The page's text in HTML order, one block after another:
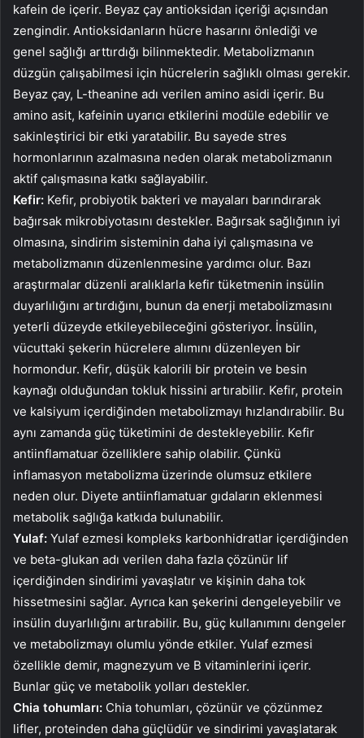
kafein de içerir. Beyaz çay antioksidan içeriği açısından
zengindir. Antioksidanların hücre hasarını önlediği ve
genel sağlığı arttırdığı bilinmektedir. Metabolizmanın
düzgün çalışabilmesi için hücrelerin sağlıklı olması gerekir.
Beyaz çay, L-theanine adı verilen amino asidi içerir. Bu
amino asit, kafeinin uyarıcı etkilerini modüle edebilir ve
sakinleştirici bir etki yaratabilir. Bu sayede stres
hormonlarının azalmasına neden olarak metabolizmanın
aktif çalışmasına katkı sağlayabilir.
Kefir: Kefir, probiyotik bakteri ve mayaları barındırarak
bağırsak mikrobiyotasını destekler. Bağırsak sağlığının iyi
olmasına, sindirim sisteminin daha iyi çalışmasına ve
metabolizmanın düzenlenmesine yardımcı olur. Bazı
araştırmalar düzenli aralıklarla kefir tüketmenin insülin
duyarlılığını artırdığını, bunun da enerji metabolizmasını
yeterli düzeyde etkileyebileceğini gösteriyor. İnsülin,
vücuttaki şekerin hücrelere alımını düzenleyen bir
hormondur. Kefir, düşük kalorili bir protein ve besin
kaynağı olduğundan tokluk hissini artırabilir. Kefir, protein
ve kalsiyum içerdiğinden metabolizmayı hızlandırabilir. Bu
aynı zamanda güç tüketimini de destekleyebilir. Kefir
antiinflamatuar özelliklere sahip olabilir. Çünkü
inflamasyon metabolizma üzerinde olumsuz etkilere
neden olur. Diyete antiinflamatuar gıdaların eklenmesi
metabolik sağlığa katkıda bulunabilir.
Yulaf: Yulaf ezmesi kompleks karbonhidratlar içerdiğinden
ve beta-glukan adı verilen daha fazla çözünür lif
içerdiğinden sindirimi yavaşlatır ve kişinin daha tok
hissetmesini sağlar. Ayrıca kan şekerini dengeleyebilir ve
insülin duyarlılığını artırabilir. Bu, güç kullanımını dengeler
ve metabolizmayı olumlu yönde etkiler. Yulaf ezmesi
özellikle demir, magnezyum ve B vitaminlerini içerir.
Bunlar güç ve metabolik yolları destekler.
Chia tohumları: Chia tohumları, çözünür ve çözünmez
lifler, proteinden daha güçlüdür ve sindirimi yavaşlatarak